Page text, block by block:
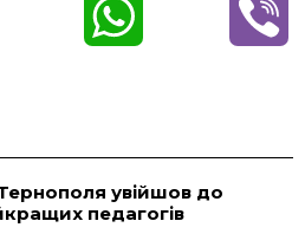
t
увійшов до
педагогів